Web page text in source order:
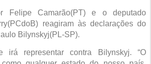
Felipe Camarão(PT) e o deputado
reagiram às declarações do
Bilynskyj(PL-SP).
irá representar contra Bilynskyj. “O